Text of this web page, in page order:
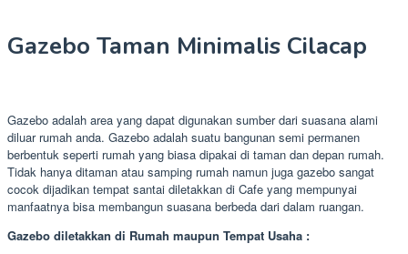
Gazebo Taman Minimalis Cilacap
Gazebo adalah area yang dapat digunakan sumber dari suasana alami
diluar rumah anda. Gazebo adalah suatu bangunan semi permanen
berbentuk seperti rumah yang biasa dipakai di taman dan depan rumah.
Tidak hanya ditaman atau samping rumah namun juga gazebo sangat
cocok dijadikan tempat santai diletakkan di Cafe yang mempunyai
manfaatnya bisa membangun suasana berbeda dari dalam ruangan.
Gazebo diletakkan di Rumah maupun Tempat Usaha :